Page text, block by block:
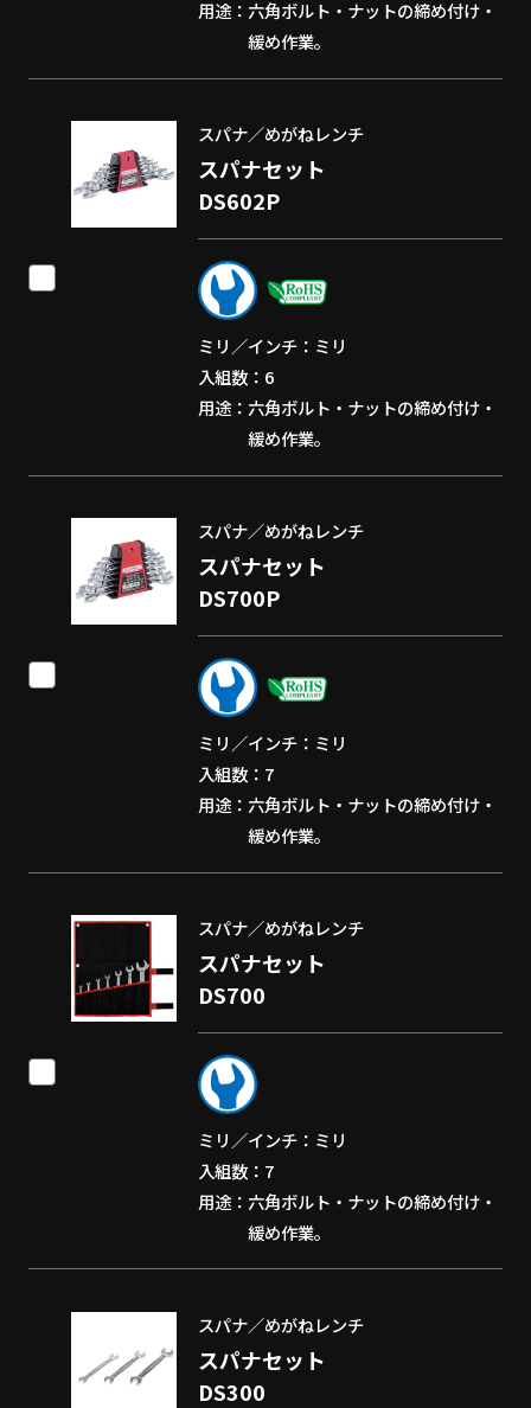
用途
六角ボルト・ナットの締め付け・
緩め作業。
スパナ／めがねレンチ
スパナセット
DS602P
ミリ／インチ
ミリ
入組数
6
用途
六角ボルト・ナットの締め付け・
緩め作業。
スパナ／めがねレンチ
スパナセット
DS700P
ミリ／インチ
ミリ
入組数
7
用途
六角ボルト・ナットの締め付け・
緩め作業。
スパナ／めがねレンチ
スパナセット
DS700
ミリ／インチ
ミリ
入組数
7
用途
六角ボルト・ナットの締め付け・
緩め作業。
スパナ／めがねレンチ
スパナセット
DS300